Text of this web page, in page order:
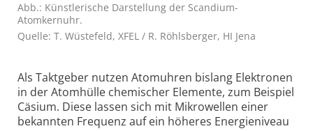
Abb.: Künstlerische Darstellung der Scandium-
Atomkernuhr.
Quelle: T. Wüstefeld, XFEL / R. Röhlsberger, HI Jena
Als Taktgeber nutzen Atomuhren bislang Elektronen
in der Atomhülle chemischer Elemente, zum Beispiel
Cäsium. Diese lassen sich mit Mikrowellen einer
bekannten Frequenz auf ein höheres Energieniveau